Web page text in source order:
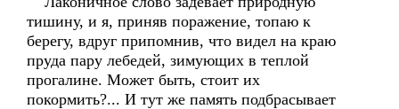
тишину, и я, приняв поражение, топаю к
берегу, вдруг припомнив, что видел на краю
пруда пару лебедей, зимующих в теплой
прогалине. Может быть, стоит их
покормить?... И тут же память подбрасывает